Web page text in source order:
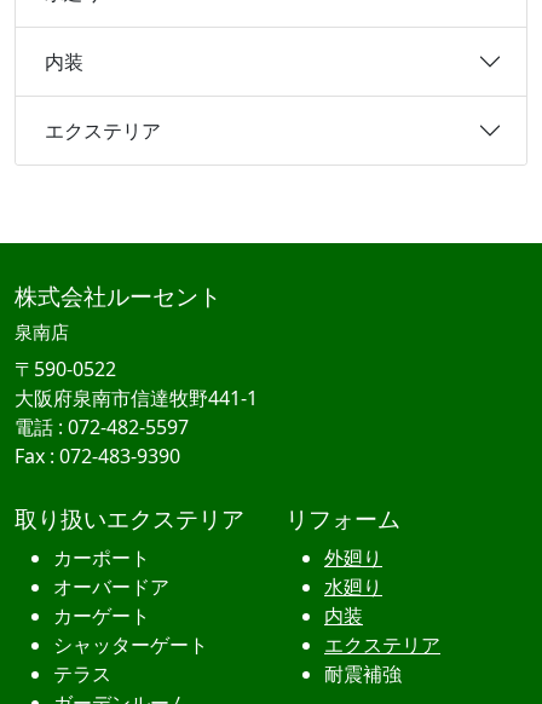
内装
エクステリア
株式会社ルーセント
泉南店
〒590-0522
大阪府泉南市信達牧野441-1
電話 : 072-482-5597
Fax : 072-483-9390
取り扱いエクステリア
カーポート
オーバードア
カーゲート
シャッターゲート
テラス
リフォーム
外廻り
水廻り
内装
エクステリア
耐震補強